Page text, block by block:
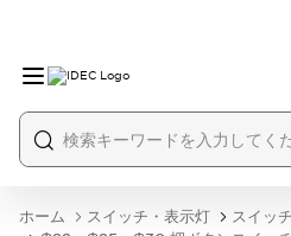
ホーム スイッチ・表示灯
スイッチ